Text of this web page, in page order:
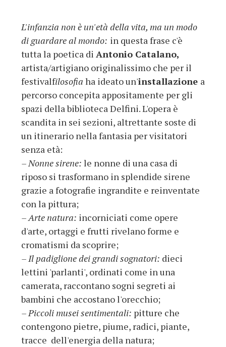
L'infanzia non è un'età della vita, ma un modo
di guardare al mondo: in questa frase c'è
tutta la poetica di Antonio Catalano,
artista/artigiano originalissimo che per il
festivalfilosofia ha ideato un'installazione a
percorso concepita appositamente per gli
spazi della biblioteca Delfini. L'opera è
scandita in sei sezioni, altrettante soste di
un itinerario nella fantasia per visitatori
senza età:
– Nonne sirene: le nonne di una casa di
riposo si trasformano in splendide sirene
grazie a fotografie ingrandite e reinventate
con la pittura;
– Arte natura: incorniciati come opere
d'arte, ortaggi e frutti rivelano forme e
cromatismi da scoprire;
–Il padiglione dei grandi sognatori: dieci
lettini 'parlanti', ordinati come in una
camerata, raccontano sogni segreti ai
bambini che accostano l'orecchio;
– Piccoli musei sentimentali: pitture che
contengono pietre, piume, radici, piante,
tracce dell'energia della natura;